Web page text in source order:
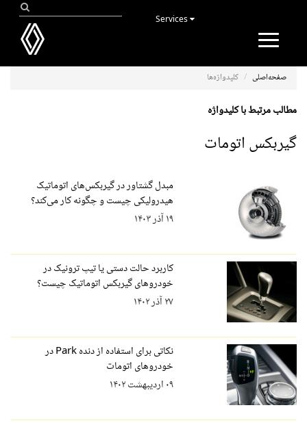
Toggle
صفحه‌اصلی کلیدواژه‌ها
مطالب مرتبط با کلیدواژه
گیربکس اتومات
مبدل گشتاور در گیربکس‌های اتوماتیک
هیدرولیکی چیست و چگونه کار می‌کند؟
۱۹ آذر ۱۴۰۳
کاربرد حالت دستی یا تیپ ترونیک در
خودروهای گیربکس اتوماتیک چیست؟
۲۷ آذر ۱۴۰۲
نکاتی برای استفاده از دنده Park در
خودروهای اتومات
۰۹ اردیبهشت ۱۴۰۲